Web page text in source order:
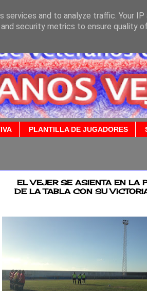
PLANTILLA DE JUGADORES
EL VEJER SE ASIENTA EN LA
DE LA TABLA CON SU
and to analyze traffic. Your IP
security metrics to ensure quality